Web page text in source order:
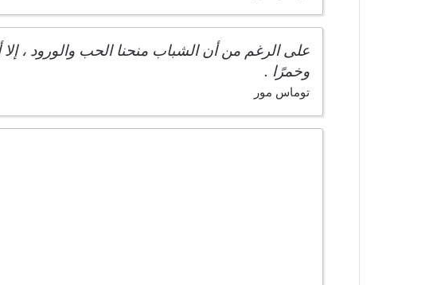
على الرغم من أن الشباب منحنا الحب والورود ، إلا
وخمرًا .
توماس مور